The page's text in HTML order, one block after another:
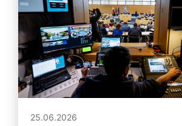
25.06.2026